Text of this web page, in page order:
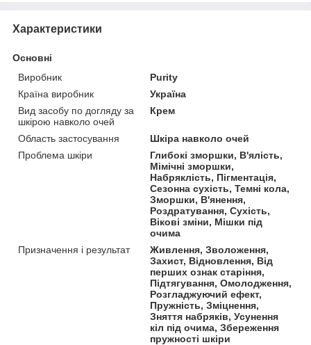
Характеристики
Основні
Виробник
Purity
Країна виробник
Україна
Вид засобу по догляду за
шкірою навколо очей
Крем
Область застосування
Шкіра навколо очей
Проблема шкіри
Глибокі зморшки, В'ялість,
Мімічні зморшки,
Набряклість, Пігментація,
Сезонна сухість, Темні кола,
Зморшки, В'янення,
Роздратування, Сухість,
Вікові зміни, Мішки під
очима
Призначення і результат
Живлення, Зволоження,
Захист, Відновлення, Від
перших ознак старіння,
Підтягування, Омолодження,
Розгладжуючий ефект,
Пружність, Зміцнення,
Зняття набряків, Усунення
кіл під очима, Збереження
пружності шкіри